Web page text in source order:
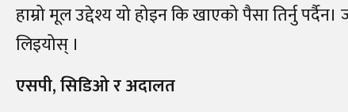
हाम्रो मूल उद्देश्य यो होइन कि खाएको पैसा तिर्नु
लिइयोस् ।
एसपी, सिडिओ र अदालत